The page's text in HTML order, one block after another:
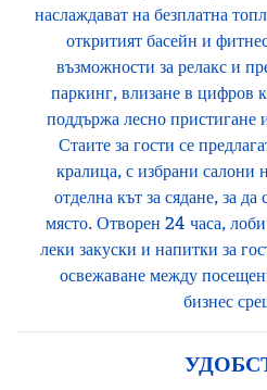
наслаждават на безплатна
откритият басейн и
възможности за релакс и
паркинг, влизане в цифров
поддържа лесно пристигане
Стаите за гости се
кралица, с избрани салони
отделна кът за сядане, за
място. Отворен 24 часа,
леки закуски и напитки за
освежаване между
бизнес